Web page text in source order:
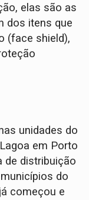
elas são as
dos itens que
(face shield),
unidades do
em Porto
de distribuição
do
começou e